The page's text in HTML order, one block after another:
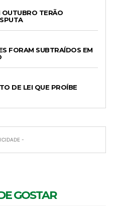
OUTUBRO TERÃO
FORAM SUBTRAÍDOS EM
DE LEI QUE PROÍBE
-
GOSTAR